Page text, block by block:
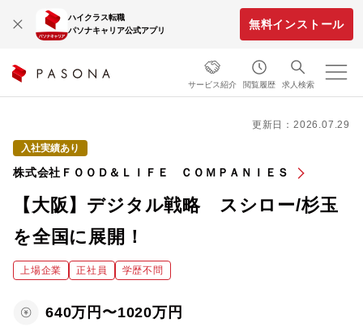
ハイクラス転職
パソナキャリア公式アプリ
無料インストール
サービス紹介 閲覧履歴 求人検索
更新日：2026.07.29
入社実績あり
株式会社ＦＯＯＤ＆ＬＩＦＥ ＣＯＭＰＡＮＩＥＳ
【大阪】デジタル戦略 スシロー/杉玉
を全国に展開！
上場企業 正社員 学歴不問
640万円〜1020万円